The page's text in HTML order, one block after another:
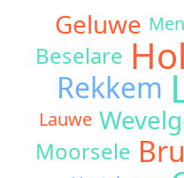
Geluwe
Beselare
Rekkem
Lauwe
Moorsele